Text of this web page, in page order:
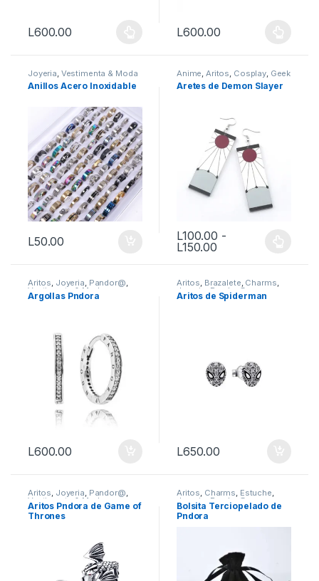
L600.00
Este producto tiene múltiples variantes. Las opciones se
L600.00
Este producto tiene múltiples
Joyeria Vestimenta & Moda
Anillos Acero Inoxidable
L50.00
Anime Aritos Cosplay, Geek
& Otaku Otaku Vestimenta &
Moda
Aretes de Demon Slayer
L100.00 -
L150.00
Este producto tiene múltiples
Aritos, Joyeria, Pandor@,
Vestimenta & Moda
Argollas Pndora
L600.00
Aritos, Brazalete, Charms,
Joyeria ,Pandor@
Vestimenta & Moda
Aritos de Spiderman
L650.00
Aritos, Joyeria, Pandor@,
Vestimenta & Moda
Aritos Pndora de Game of
Thrones
Aritos, Charms, Estuche,
Joyeria ,Pandor@
Bolsita Terciopelado de
Pndora